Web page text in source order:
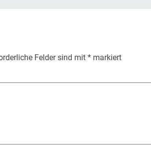
Felder sind mit * markiert